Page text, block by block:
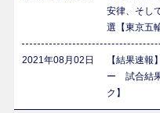
安律、そし
選【東京五
2021年08月02日
【結果速
ー 試合結
ク】